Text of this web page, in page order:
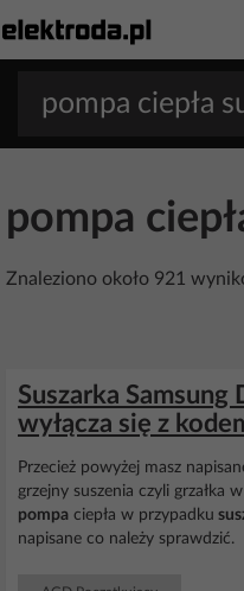
pompa
Znaleziono około 921
Suszarka
wyłącza się z
Przecież powyżej masz
grzejny suszenia czyli grzałka
pompa ciepła w przypadku
napisane co należy sprawdzić.